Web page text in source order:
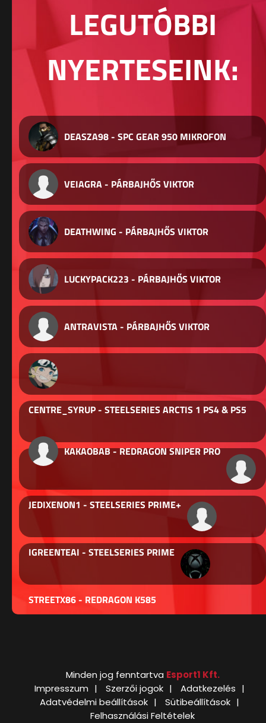
LEGUTÓBBI
NYERTESEINK:
DEASZA98 - SPC GEAR 950 MIKROFON
VEIAGRA - PÁRBAJHŐS VIKTOR
DEATHWING - PÁRBAJHŐS VIKTOR
LUCKYPACK223 - PÁRBAJHŐS VIKTOR
ANTRAVISTA - PÁRBAJHŐS VIKTOR
CENTRE_SYRUP - STEELSERIES ARCTIS 1 PS4 & PS5
KAKAOBAB - REDRAGON SNIPER PRO
JEDIXENON1 - STEELSERIES PRIME+
IGREENTEAI - STEELSERIES PRIME
STREETX86 - REDRAGON K585
Minden jog fenntartva Esport1 Kft.
Impresszum
Szerzői jogok
Adatkezelés
Adatvédelmi beállítások
Sütibeállítások
Felhasználási Feltételek